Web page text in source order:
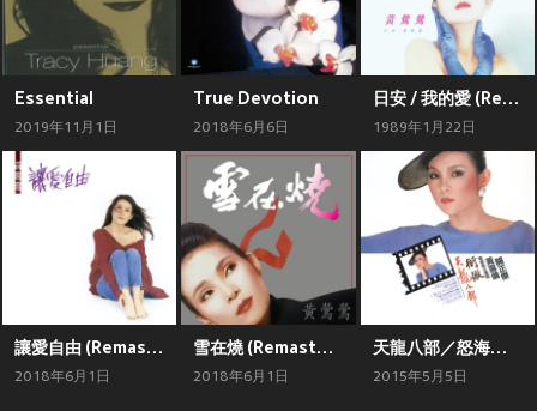
Essential
2019年11月1日
True Devotion
2018年6月6日
日安 / 我的愛 (Remastered)
1989年1月22日
讓愛自由 (Remastered)
2018年6月1日
雪在燒 (Remastered)
2018年6月1日
天龍八部／怒海萍蹤
2015年5月5日